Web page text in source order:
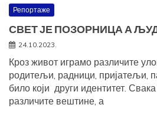
Репортаже
СВЕТ ЈЕ ПОЗОРНИЦА А
24.10.2023.
Кроз живот играмо различите
родитељи, радници, пријатељи,
било који други идентитет.
различите вештине, а